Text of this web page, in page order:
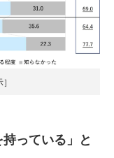
っている」と